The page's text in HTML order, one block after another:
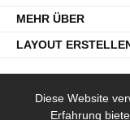
MEHR ÜBER
LAYOUT
Diese Website
Erfahrung